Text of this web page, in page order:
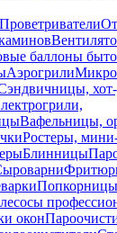
Проветриватели
баллоны
Аэрогрили
Вафельницы,
Ростеры,
Блинницы
Попкорницы
окон